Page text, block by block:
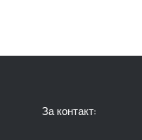
За контакт: